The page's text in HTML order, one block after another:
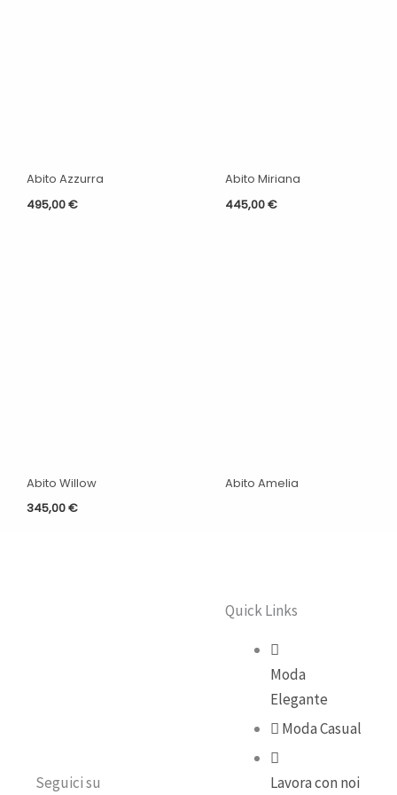
Abito Azzurra
495,00€
Abito Miriana
445,00€
Abito Willow
345,00€
Abito Amelia
Seguici su
Quick Links
Moda
Elegante
Moda Casual
Lavora con noi